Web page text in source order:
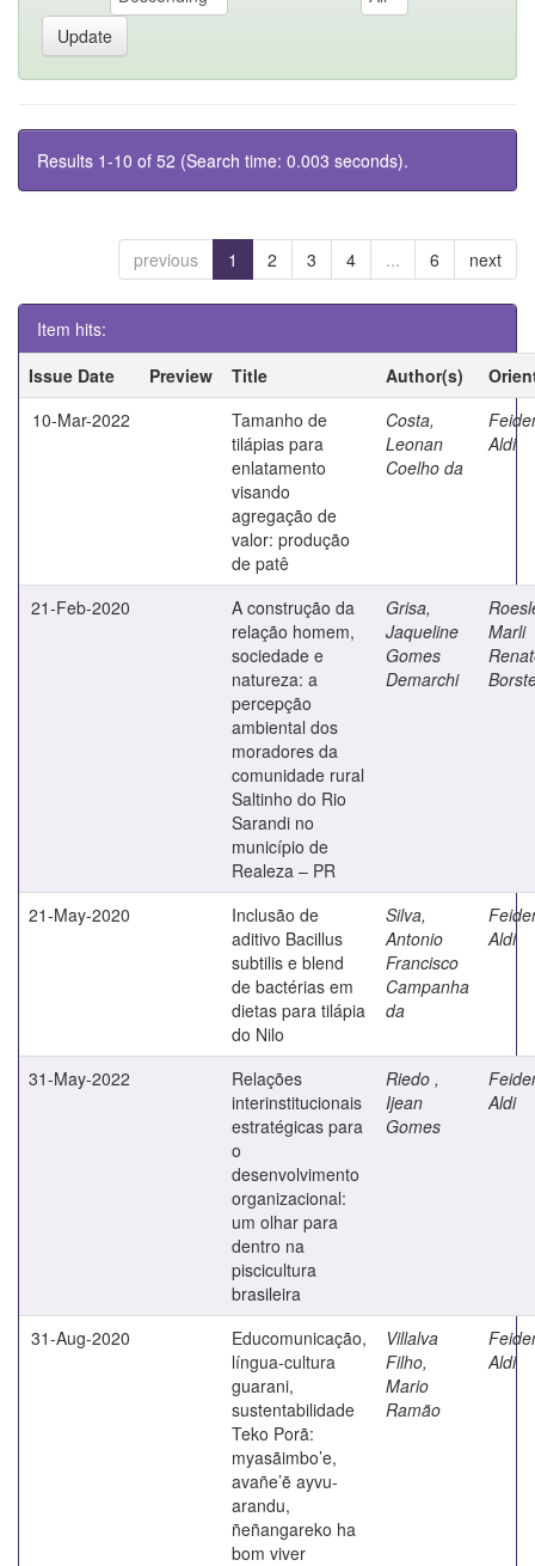
Results 1-10 of 52 (Search time: 0.003 seconds).
previous 1 2 3 4 ... 6 next
Item hits:
Issue Date
Preview Title Author(s)
10-Mar-2022
Tamanho de
tilápias para
enlatamento
visando
agregação de
valor: produção
de patê
Costa,
Leonan
Coelho da
Aldi
21-Feb-2020
A construção da
relação homem,
sociedade e
natureza: a
percepção
ambiental dos
moradores da
comunidade rural
Saltinho do Rio
Sarandi no
município de
Realeza – PR
Grisa,
Jaqueline
Gomes
Demarchi
Marli
21-May-2020
Inclusão de
aditivo Bacillus
subtilis e blend
de bactérias em
dietas para tilápia
do Nilo
Silva,
Antonio
Francisco
Campanha
da
Aldi
31-May-2022
Relações
interinstitucionais
estratégicas para
o
desenvolvimento
organizacional:
um olhar para
dentro na
piscicultura
brasileira
Riedo ,
Ijean
Gomes
Aldi
31-Aug-2020
Educomunicação,
língua-cultura
guarani,
sustentabilidade
Teko Porã:
myasãimbo’e,
avañe’ẽ ayvu-
arandu,
ñeñangareko ha
bom viver
Villalva
Filho,
Mario
Ramão
Aldi